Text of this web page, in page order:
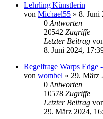
Lehrling Künstlerin
von Michael55 » 8. Juni
0 Antworten
20542 Zugriffe
Letzter Beitrag von
8. Juni 2024,
Regelfrage Warps Edge
von wombel » 29. März
0 Antworten
10578 Zugriffe
Letzter Beitrag von
29. März 2024,